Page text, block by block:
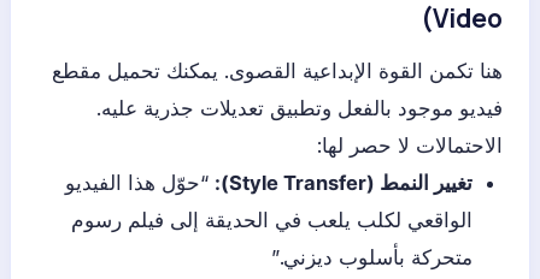
Video)
هنا تكمن القوة الإبداعية القصوى. يمكنك تحميل مقطع
فيديو موجود بالفعل وتطبيق تعديلات جذرية عليه.
الاحتمالات لا حصر لها:
تغيير النمط (Style Transfer):
“حوّل هذا الفيديو
الواقعي لكلب يلعب في الحديقة إلى فيلم رسوم
متحركة بأسلوب ديزني.”